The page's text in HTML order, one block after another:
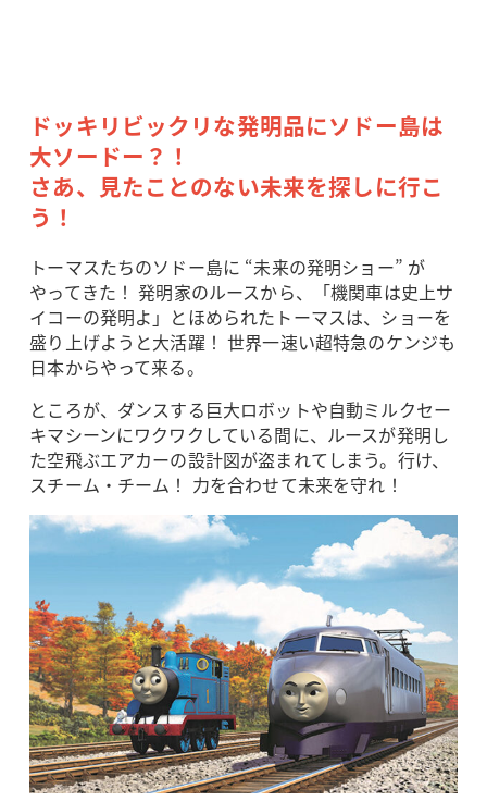
ドッキリビックリな発明品にソドー島は
大ソードー？！
さあ、見たことのない未来を探しに行こ
う！
トーマスたちのソドー島に “未来の発明ショー” が
やってきた！ 発明家のルースから、「機関車は史上サ
イコーの発明よ」とほめられたトーマスは、ショーを
盛り上げようと大活躍！ 世界一速い超特急のケンジも
日本からやって来る。
ところが、ダンスする巨大ロボットや自動ミルクセー
キマシーンにワクワクしている間に、ルースが発明し
た空飛ぶエアカーの設計図が盗まれてしまう。行け、
スチーム・チーム！ 力を合わせて未来を守れ！